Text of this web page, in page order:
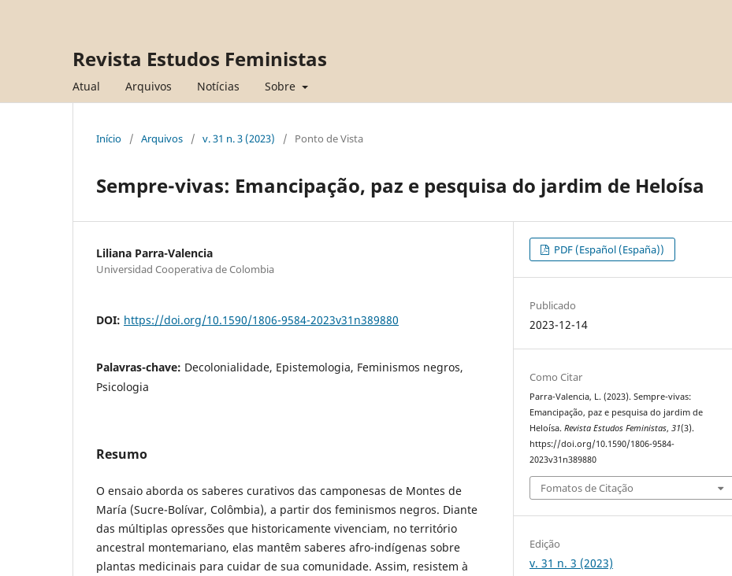
Revista Estudos Feministas
Atual Arquivos Notícias Sobre
Início / Arquivos / v. 31 n. 3 (2023) / Ponto de Vista
Sempre-vivas: Emancipação, paz e pesquisa do jardim de Heloísa
Liliana Parra-Valencia
Universidad Cooperativa de Colombia
DOI: https://doi.org/10.1590/1806-9584-2023v31n389880
Palavras-chave: Decolonialidade, Epistemologia, Feminismos negros,
Psicologia
Resumo
O ensaio aborda os saberes curativos das camponesas de Montes de
María (Sucre-Bolívar, Colômbia), a partir dos feminismos negros. Diante
das múltiplas opressões que historicamente vivenciam, no território
ancestral montemariano, elas mantêm saberes afro-indígenas sobre
plantas medicinais para cuidar de sua comunidade. Assim, resistem à
PDF (Español (España))
Publicado
2023-12-14
Como Citar
Parra-Valencia, L. (2023). Sempre-vivas:
Emancipação, paz e pesquisa do jardim de
Heloísa.Revista Estudos Feministas,31(3).
https://doi.org/10.1590/1806-9584-
2023v31n389880
Fomatos de Citação
Edição
v. 31 n. 3 (2023)